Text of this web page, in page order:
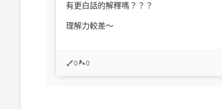
有更白話的解釋嗎？？？
理解力較差～
0 0